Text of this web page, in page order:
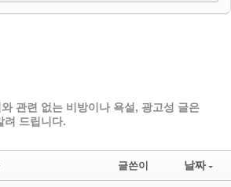
관련 없는 비방이나 욕설, 광고성 글은
려 드립니다.
글쓴이 날짜